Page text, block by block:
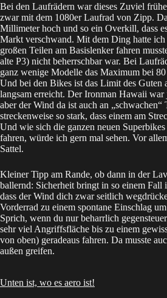
Bei den Laufrädern war dieses Zuviel
zwar mit dem 1080er Laufrad von Zipp.
Millimeter hoch und so ein Overkill, dass
Markt verschwand. Mit dem Ding hatte
großen Teilen am Basislenker fahren
alte P3) nicht beherrschbar war. Bei
ganz wenige Modelle das Maximum bei
Und bei den Bikes ist das Limit des Guten
langsam erreicht. Der Ironman Hawaii war
aber der Wind da ist auch an „schwachen“
streckenweise so stark, dass einem am
Und wie sich die ganzen neuen
fahren, würde ich gern mal sehen. Vor
Sattel.
Kleiner Tipp am Rande, ob dann in der
ballernd: Sicherheit bringt in so einem Fall
dass der Wind dich zwar seitlich
Vorderrad zu einem spontane Einschlag
Sprich, wenn du nur beharrlich
sehr viel Angriffsfläche bis zu einem
von oben) geradeaus fahren. Da musste
außen greifen.
Unten ist, wo es aero ist!